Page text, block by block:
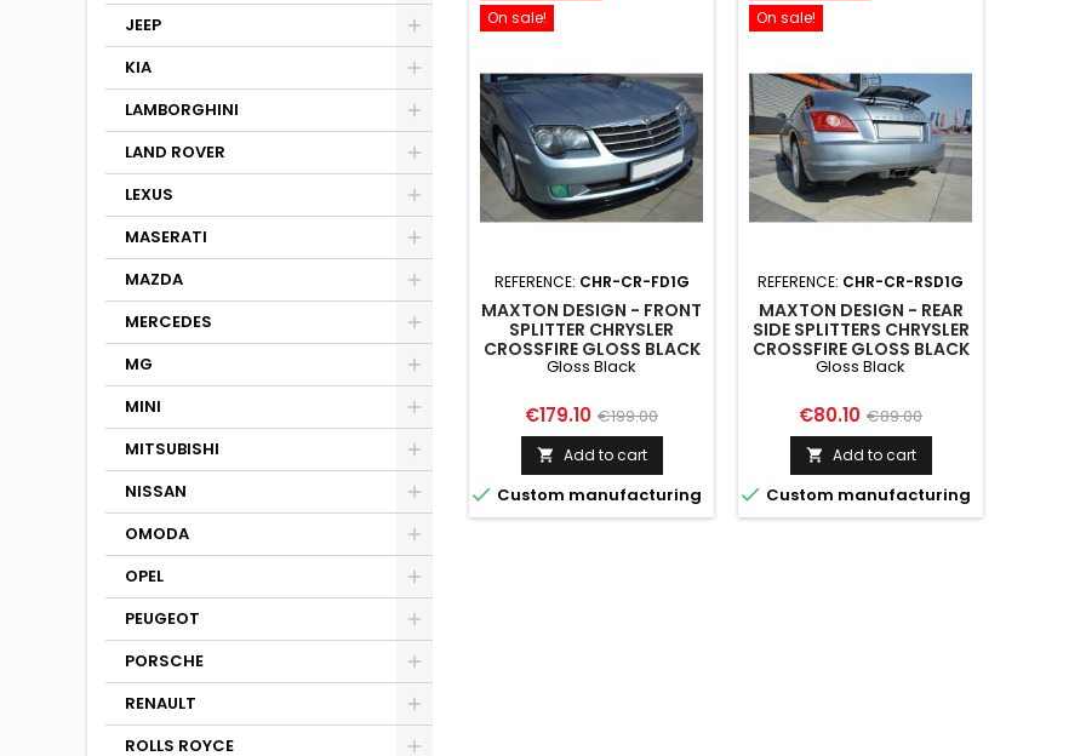
JEEP
KIA
LAMBORGHINI
LAND ROVER
LEXUS
MASERATI
MAZDA
MERCEDES
MG
MINI
MITSUBISHI
NISSAN
OMODA
OPEL
PEUGEOT
PORSCHE
RENAULT
ROLLS ROYCE
On sale!
REFERENCE: CHR-CR-FD1G
MAXTON DESIGN - FRONT
SPLITTER CHRYSLER
CROSSFIRE GLOSS BLACK
Gloss Black
Price
€179.10 Regular
price
€199.00
 Add to cart
 Custom manufacturing
On sale!
REFERENCE: CHR-CR-RSD1G
MAXTON DESIGN - REAR
SIDE SPLITTERS CHRYSLER
CROSSFIRE GLOSS BLACK
Gloss Black
Price
€80.10 Regular
price
€89.00
 Add to cart
 Custom manufacturing